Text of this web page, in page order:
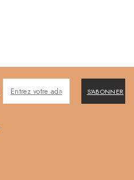
S'ABONNER